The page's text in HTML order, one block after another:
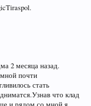
2 месяца назад.
почти
стать
что клад